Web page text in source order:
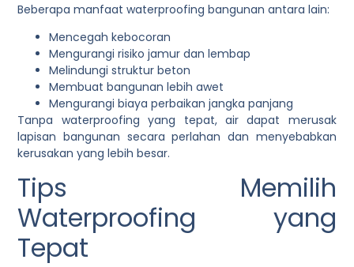
Beberapa manfaat waterproofing bangunan antara lain:
Mencegah kebocoran
Mengurangi risiko jamur dan lembap
Melindungi struktur beton
Membuat bangunan lebih awet
Mengurangi biaya perbaikan jangka panjang
Tanpa waterproofing yang tepat, air dapat merusak
lapisan bangunan secara perlahan dan menyebabkan
kerusakan yang lebih besar.
Tips Memilih
Waterproofing yang
Tepat